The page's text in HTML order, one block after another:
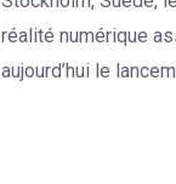
réalité numérique
aujourd’hui le